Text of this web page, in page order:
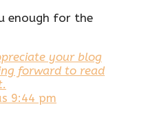
enough for the
your blog
forward to read
9:44 pm